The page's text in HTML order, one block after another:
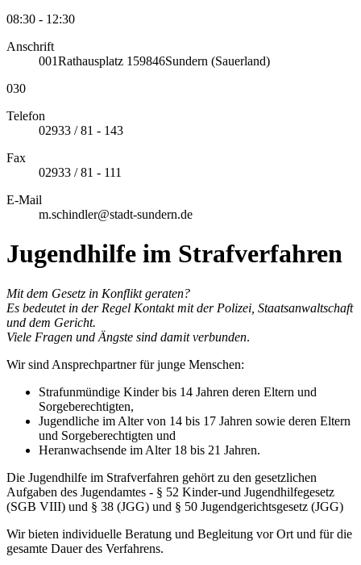
08:30 - 12:30
Anschrift
001Rathausplatz 1 59846Sundern (Sauerland)
030
Telefon
02933 / 81 - 143
Fax
02933 / 81 - 111
E-Mail
m.schindler@stadt-sundern.de
Jugendhilfe im Strafverfahren
Mit dem Gesetz in Konflikt geraten?
Es bedeutet in der Regel Kontakt mit der Polizei, Staatsanwaltschaft
und dem Gericht.
Viele Fragen und Ängste sind damit verbunden.
Wir sind Ansprechpartner für junge Menschen:
Strafunmündige Kinder bis 14 Jahren deren Eltern und
Sorgeberechtigten,
Jugendliche im Alter von 14 bis 17 Jahren sowie deren Eltern
und Sorgeberechtigten und
Heranwachsende im Alter 18 bis 21 Jahren.
Die Jugendhilfe im Strafverfahren gehört zu den gesetzlichen
Aufgaben des Jugendamtes - § 52 Kinder-und Jugendhilfegesetz
(SGB VIII) und § 38 (JGG) und § 50 Jugendgerichtsgesetz (JGG)
Wir bieten individuelle Beratung und Begleitung vor Ort und für die
gesamte Dauer des Verfahrens.